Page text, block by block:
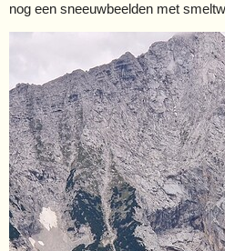
nog een sneeuwbeelden met